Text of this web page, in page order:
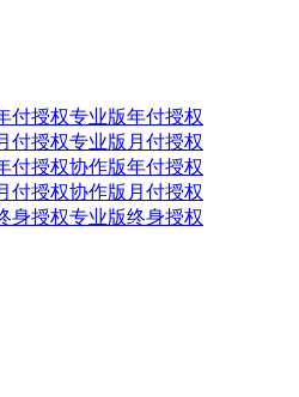
专业版年付授权
专业版月付授权
协作版年付授权
协作版月付授权
专业版终身授权